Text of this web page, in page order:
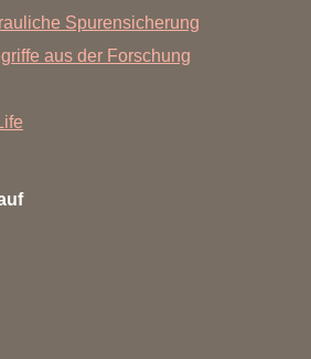
Spurensicherung
aus der Forschung